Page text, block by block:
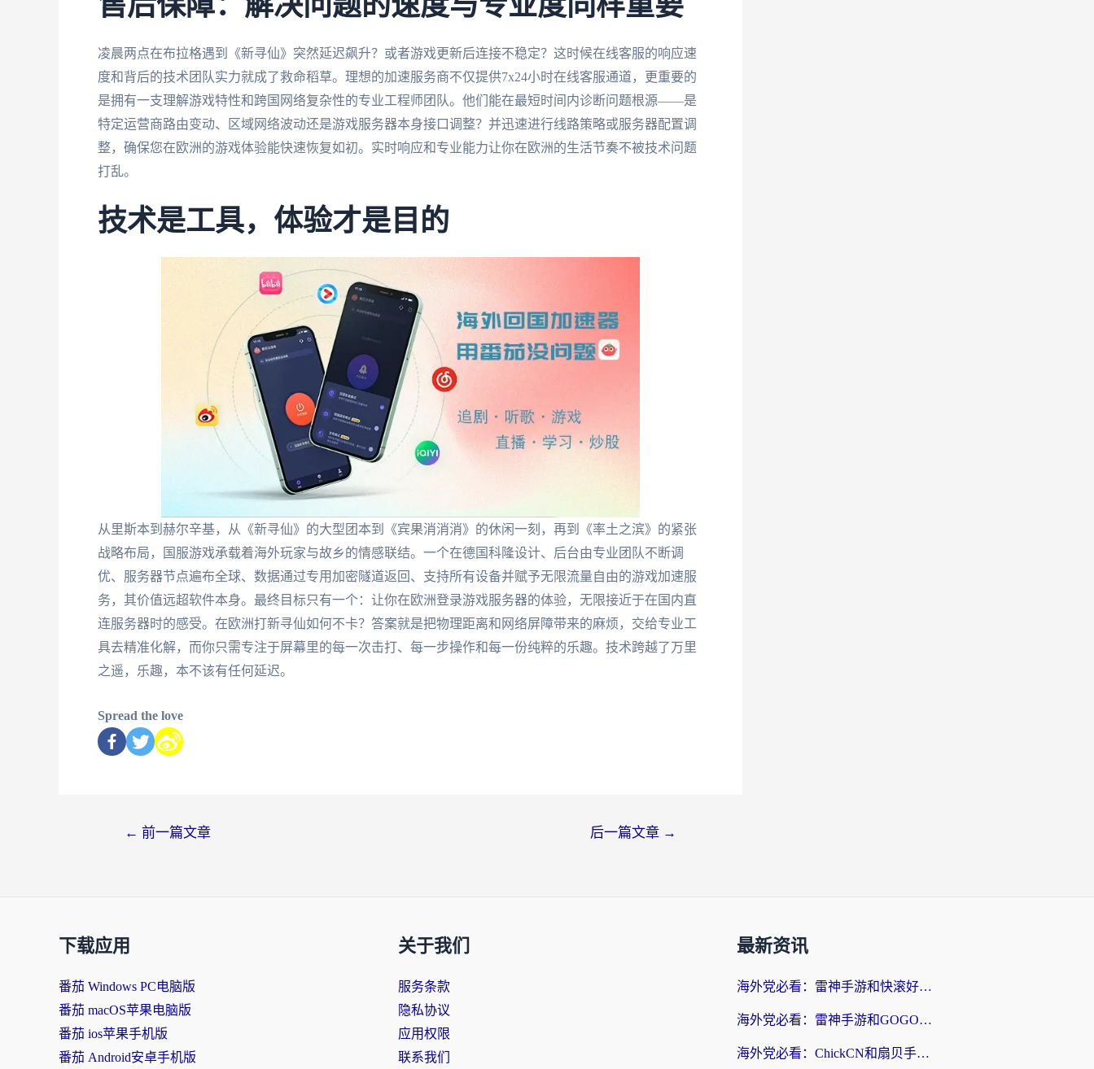
售后保障：解决问题的速度与专业度同样重要
凌晨两点在布拉格遇到《新寻仙》突然延迟飙升？或者游戏更新后连接不稳定？这时候在线客服的响应速
度和背后的技术团队实力就成了救命稻草。理想的加速服务商不仅提供7x24小时在线客服通道，更重要的
是拥有一支理解游戏特性和跨国网络复杂性的专业工程师团队。他们能在最短时间内诊断问题根源——是
特定运营商路由变动、区域网络波动还是游戏服务器本身接口调整？并迅速进行线路策略或服务器配置调
整，确保您在欧洲的游戏体验能快速恢复如初。实时响应和专业能力让你在欧洲的生活节奏不被技术问题
打乱。
技术是工具，体验才是目的
从里斯本到赫尔辛基，从《新寻仙》的大型团本到《宾果消消消》的休闲一刻，再到《率土之滨》的紧张
战略布局，国服游戏承载着海外玩家与故乡的情感联结。一个在德国科隆设计、后台由专业团队不断调
优、服务器节点遍布全球、数据通过专用加密隧道返回、支持所有设备并赋予无限流量自由的游戏加速服
务，其价值远超软件本身。最终目标只有一个：让你在欧洲登录游戏服务器的体验，无限接近于在国内直
连服务器时的感受。在欧洲打新寻仙如何不卡？答案就是把物理距离和网络屏障带来的麻烦，交给专业工
具去精准化解，而你只需专注于屏幕里的每一次击打、每一步操作和每一份纯粹的乐趣。技术跨越了万里
之遥，乐趣，本不该有任何延迟。
Spread the love
← 前一篇文章 后一篇文章 →
下载应用
番茄 Windows PC电脑版
番茄 macOS苹果电脑版
番茄 ios苹果手机版
番茄 Android安卓手机版
关于我们
服务条款
隐私协议
应用权限
联系我们
最新资讯
海外党必看：雷神手游和快滚好用吗？3步选对回国加速器无缝刷国内资源
海外党必看：雷神手游和GOGO好用吗？3步选对回国加速器，无缝刷剧玩原神
海外党必看：ChickCN和扇贝手游好用吗？3步选对回国加速器无缝刷国内资源